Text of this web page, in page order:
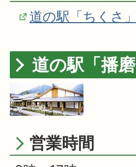
道の駅「ちくさ
道の駅「播
営業時間